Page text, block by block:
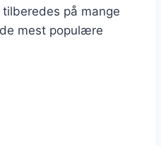
på mange
mest populære